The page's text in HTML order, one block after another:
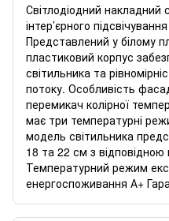
Світлодіодний накладний
інтер’єрного
Представлений у білому
пластиковий корпус
світильника та
потоку. Особливість
перемикач колірної
має три температурні
модель світильника
18 та 22 см з
Температурний режим
енергоспоживання А+